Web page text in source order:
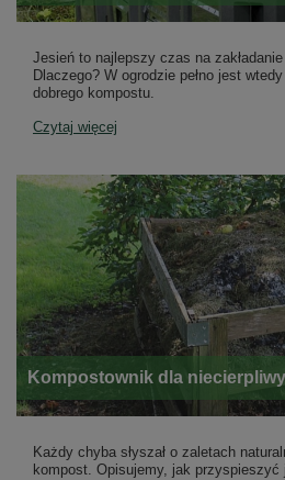
Jesień to najlepszy czas na
Dlaczego? W ogrodzie pełno jest
dobrego kompostu.
Czytaj więcej
Kompostownik dla
Każdy chyba słyszał o zaletach
kompost. Opisujemy, jak przyspieszyć